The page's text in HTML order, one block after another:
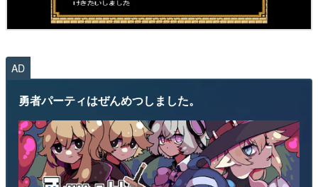
AD
勇者パーティはぜんめつしました。